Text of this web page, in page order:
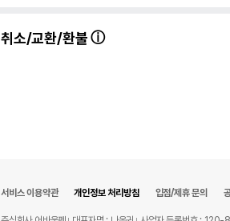
수입자를 함께 표기
취소/교환/환불
서비스 이용약관 개인정보 처리방침 입점/제휴 문의